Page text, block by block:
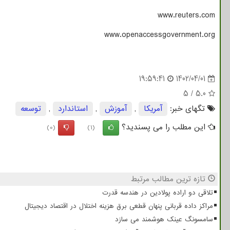
www.reuters.com
www.openaccessgovernment.org
1402/04/01
19:59:41
5.0
/
5
تگهای خبر:
آمریكا , آموزش , استاندارد ,
توسعه
این مطلب را می پسندید؟
(1)
(0)
تازه ترین مطالب مرتبط
تلاقی دو اراده پولادین در هندسه قدرت
مراکز داده قربانی پنهان قطعی برق هزینه اختلال در اقتصاد دیجیتال
سامسونگ عینک هوشمند می سازد